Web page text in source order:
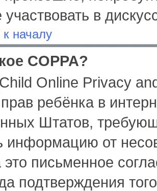
участвовать в
началу
COPPA?
Online Privacy
ребёнка в
Штатов,
информацию от
это письменное
подтверждения